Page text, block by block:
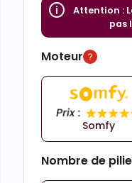
Attention :
pas
Moteur
Somfy
Nombre de